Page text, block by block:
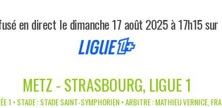
en direct le dimanche 17 août 2025 à 17h15 sur
METZ - STRASBOURG, LIGUE 1
1 • STADE : STADE SAINT-SYMPHORIEN • ARBITRE : MATHIEU VERNICE,